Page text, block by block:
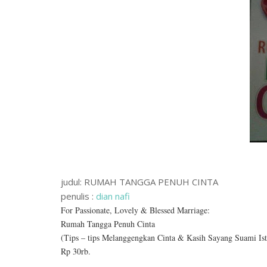
judul: RUMAH TANGGA PENUH CINTA
penulis : dian nafi
For Passionate, Lovely & Blessed Marriage:
Rumah Tangga Penuh Cinta
(Tips – tips Melanggengkan Cinta & Kasih Sayang Suami
Rp 30rb.